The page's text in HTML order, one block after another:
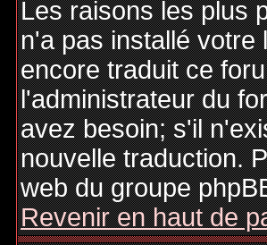
Les raisons les plus
n'a pas installé votre
encore traduit ce
l'administrateur du
avez besoin; s'il
nouvelle traduction.
web du groupe
Revenir en haut de